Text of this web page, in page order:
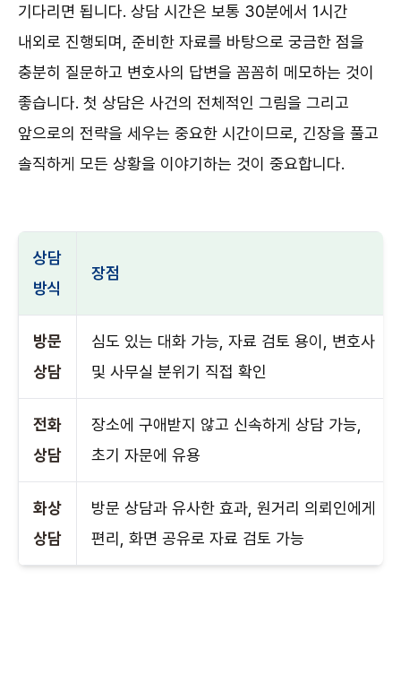
기다리면 됩니다. 상담 시간은 보통 30분에서 1시간
내외로 진행되며, 준비한 자료를 바탕으로 궁금한 점을
충분히 질문하고 변호사의 답변을 꼼꼼히 메모하는 것이
좋습니다. 첫 상담은 사건의 전체적인 그림을 그리고
앞으로의 전략을 세우는 중요한 시간이므로, 긴장을 풀고
솔직하게 모든 상황을 이야기하는 것이 중요합니다.
상담
방식
장점
방문
상담
심도 있는 대화 가능, 자료 검토 용이, 변호사
및 사무실 분위기 직접 확인
전화
상담
장소에 구애받지 않고 신속하게 상담 가능,
초기 자문에 유용
화상
상담
방문 상담과 유사한 효과, 원거리 의뢰인에게
편리, 화면 공유로 자료 검토 가능